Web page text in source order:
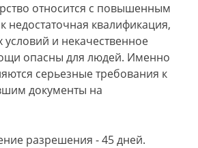
относится с повышенным
недостаточная квалификация,
условий и некачественное
опасны для людей. Именно
серьезные требования к
документы на
разрешения - 45 дней.